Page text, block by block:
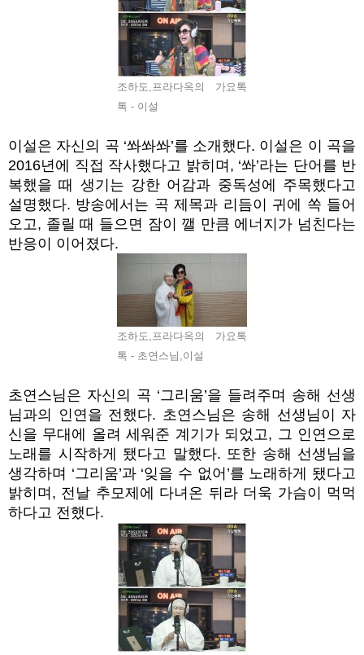
조하도,프라다옥의 가요톡
톡 - 이설
이설은 자신의 곡 ‘쏴쏴쏴’를 소개했다. 이설은 이 곡을
2016년에 직접 작사했다고 밝히며, ‘쏴’라는 단어를 반
복했을 때 생기는 강한 어감과 중독성에 주목했다고
설명했다. 방송에서는 곡 제목과 리듬이 귀에 쏙 들어
오고, 졸릴 때 들으면 잠이 깰 만큼 에너지가 넘친다는
반응이 이어졌다.
조하도,프라다옥의 가요톡
톡 - 초연스님,이설
초연스님은 자신의 곡 ‘그리움’을 들려주며 송해 선생
님과의 인연을 전했다. 초연스님은 송해 선생님이 자
신을 무대에 올려 세워준 계기가 되었고, 그 인연으로
노래를 시작하게 됐다고 말했다. 또한 송해 선생님을
생각하며 ‘그리움’과 ‘잊을 수 없어’를 노래하게 됐다고
밝히며, 전날 추모제에 다녀온 뒤라 더욱 가슴이 먹먹
하다고 전했다.